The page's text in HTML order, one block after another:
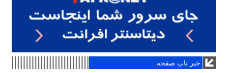
خبر تاپ صفحه